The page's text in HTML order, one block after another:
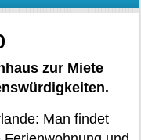
zur Miete
Man findet